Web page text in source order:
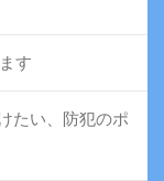
す
たい、防犯のポ